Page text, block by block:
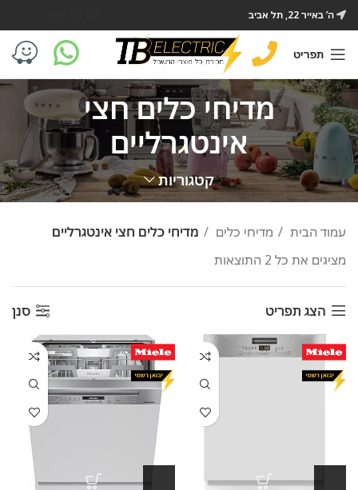
ה’ באייר 22, תל אביב
תפריט
מדיחי כלים חצי
אינטגרליים
קטגוריות
עמוד הבית מדיחי כלים
מדיחי כלים חצי אינטגרליים
מציגים את כל ⁦2⁩ התוצאות
הצג תפריט סנן